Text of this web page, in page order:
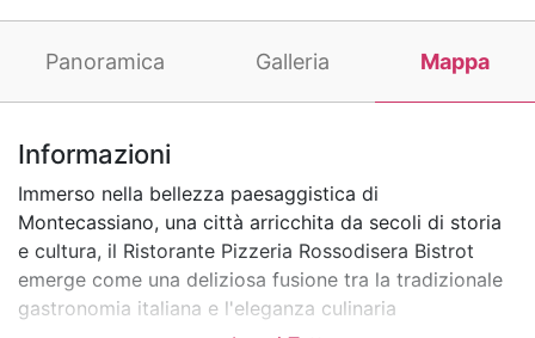
Panoramica Galleria Mappa
Informazioni
Immerso nella bellezza paesaggistica di
Montecassiano, una città arricchita da secoli di storia
e cultura, il Ristorante Pizzeria Rossodisera Bistrot
emerge come una deliziosa fusione tra la tradizionale
gastronomia italiana e l'eleganza culinaria